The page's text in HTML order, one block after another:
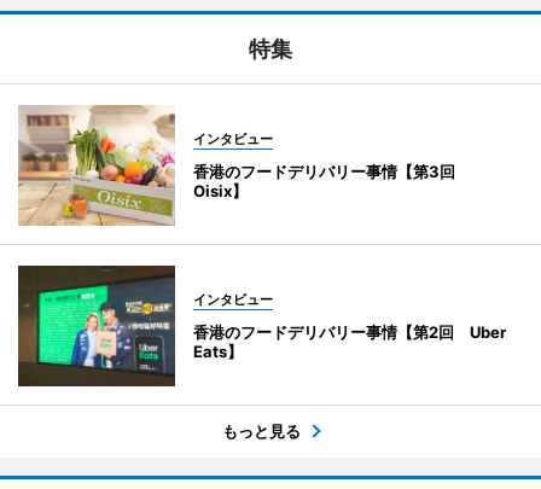
特集
インタビュー
香港のフードデリバリー事情【第3回
Oisix】
インタビュー
香港のフードデリバリー事情【第2回 Uber
Eats】
もっと見る